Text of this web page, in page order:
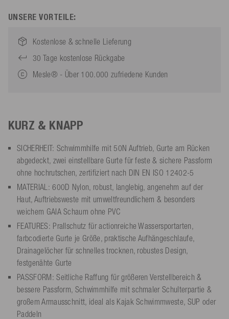
UNSERE VORTEILE:
Kostenlose & schnelle Lieferung
30 Tage kostenlose Rückgabe
Mesle® - Über 100.000 zufriedene Kunden
KURZ & KNAPP
SICHERHEIT: Schwimmhilfe mit 50N Auftrieb, Gurte am Rücken
abgedeckt, zwei einstellbare Gurte für feste & sichere Passform
ohne hochrutschen, zertifiziert nach DIN EN ISO 12402-5
MATERIAL: 600D Nylon, robust, langlebig, angenehm auf der
Haut, Auftriebsweste mit umweltfreundlichem & besonders
weichem GAIA Schaum ohne PVC
FEATURES: Prallschutz für actionreiche Wassersportarten,
farbcodierte Gurte je Größe, praktische Aufhängeschlaufe,
Drainagelöcher für schnelles trocknen, robustes Design,
festgenähte Gurte
PASSFORM: Seitliche Raffung für größeren Verstellbereich &
bessere Passform, Schwimmhilfe mit schmaler Schulterpartie &
großem Armausschnitt, ideal als Kajak Schwimmweste, SUP oder
Paddeln